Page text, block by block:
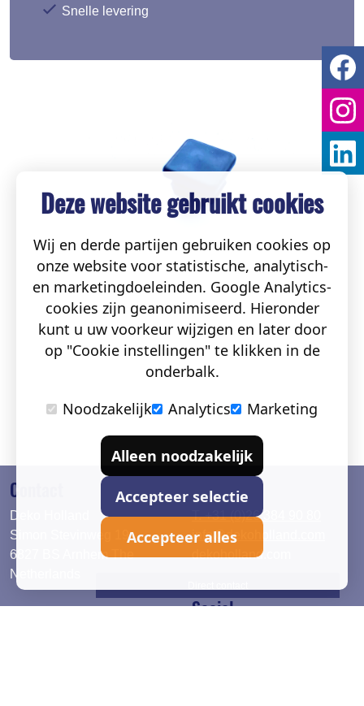
Snelle levering
Contact
Deko Holland
Simon Stevinweg 19
6827 BS Arnhem The
Netherlands
T. +31 (0)26 384 90 80
info@dekoholland.com
dekoholland.com
Social
Deze website gebruikt cookies
Wij en derde partijen gebruiken cookies op
onze website voor statistische, analytisch-
en marketingdoeleinden. Google Analytics-
cookies zijn geanonimiseerd. Hieronder
kunt u uw voorkeur wijzigen en later door
op "Cookie instellingen" te klikken in de
onderbalk.
Noodzakelijk
Analytics Marketing
Alleen noodzakelijk
Accepteer selectie
Accepteer alles